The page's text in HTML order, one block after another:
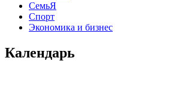
СемьЯ
Спорт
Экономика и бизнес
Календарь